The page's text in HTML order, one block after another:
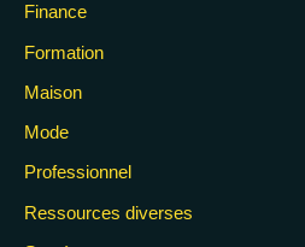
Finance
Formation
Maison
Mode
Professionnel
Ressources diverses